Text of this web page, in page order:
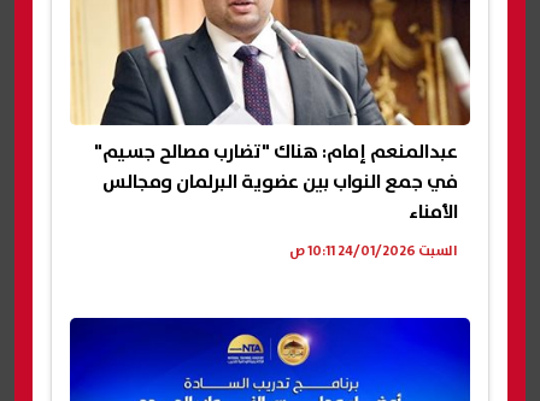
عبدالمنعم إمام: هناك "تضارب مصالح جسيم"
في جمع النواب بين عضوية البرلمان ومجالس
الأمناء
السبت 24/01/2026 10:11 ص